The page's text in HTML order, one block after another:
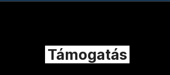
Támogatás